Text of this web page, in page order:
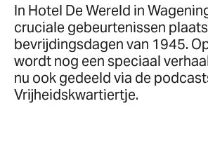
In Hotel De Wereld in
cruciale gebeurtenissen
bevrijdingsdagen van 1945.
wordt nog een speciaal
nu ook gedeeld via de
Vrijheidskwartiertje.